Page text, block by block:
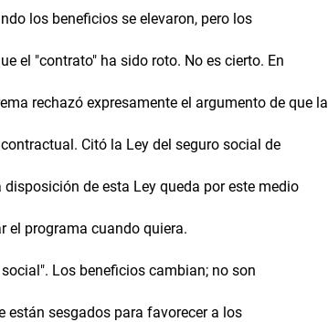
los beneficios se elevaron, pero los
el "contrato" ha sido roto. No es cierto. En
rechazó expresamente el argumento de que la
Citó la Ley del seguro social de
de esta Ley queda por este medio
el programa cuando quiera.
Los beneficios cambian; no son
están sesgados para favorecer a los